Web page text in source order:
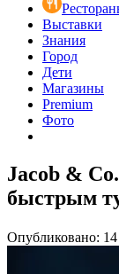
Выставки
Знания
Город
Дети
Магазины
Premium
Фото
Jacob &
быстрым
Опубликовано: